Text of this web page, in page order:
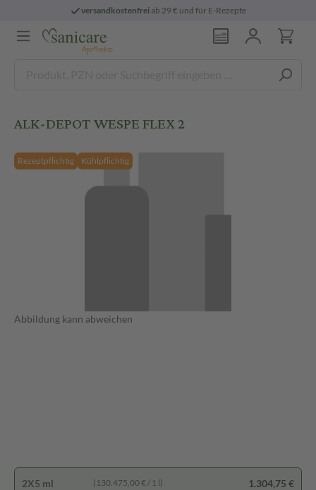
versandkostenfreiab 29 € und für E-Rezepte
ALK-DEPOT WESPE FLEX 2
Rezeptpflichtig Kühlpflichtig
Abbildung kann abweichen
2X5 ml (130.475,00 € / 1 l) 1.304,75 €